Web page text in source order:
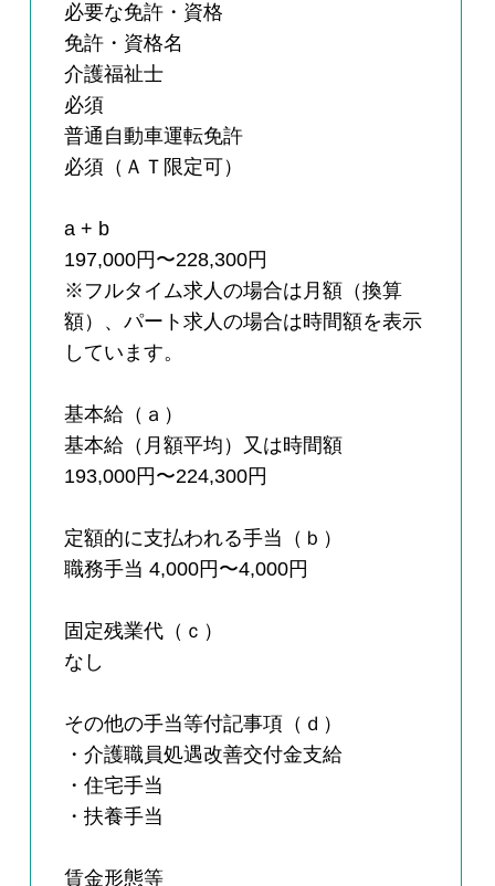
必要な免許・資格
免許・資格名
介護福祉士
必須
普通自動車運転免許
必須（ＡＴ限定可）
a + b
197,000円〜228,300円
※フルタイム求人の場合は月額（換算
額）、パート求人の場合は時間額を表示
しています。
基本給（ａ）
基本給（月額平均）又は時間額
193,000円〜224,300円
定額的に支払われる手当（ｂ）
職務手当 4,000円〜4,000円
固定残業代（ｃ）
なし
その他の手当等付記事項（ｄ）
・介護職員処遇改善交付金支給
・住宅手当
・扶養手当
賃金形態等